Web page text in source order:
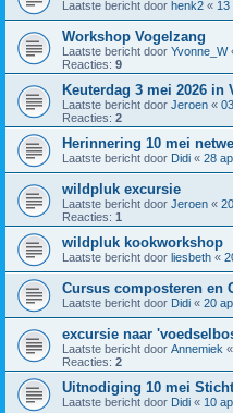
Laatste bericht door henk2 « 13
Workshop Vogelzang
Laatste bericht door Yvonne_W
Reacties: 9
Keuterdag 3 mei 2026 in
Laatste bericht door Jeroen «
Reacties: 2
Herinnering 10 mei
Laatste bericht door Didi « 28
wildpluk excursie
Laatste bericht door Jeroen «
Reacties: 1
wildpluk kookworkshop
Laatste bericht door liesbeth «
Cursus composteren en
Laatste bericht door Didi « 20
excursie naar
Laatste bericht door Annemiek «
Reacties: 2
Uitnodiging 10 mei
Laatste bericht door Didi « 10